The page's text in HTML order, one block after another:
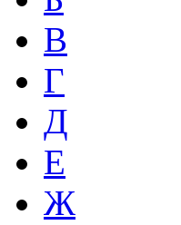
В
Г
Д
Е
Ж